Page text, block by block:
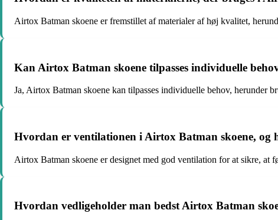
Airtox Batman skoene er fremstillet af materialer af høj kvalitet,
Kan Airtox Batman skoene tilpasses individuelle
Ja, Airtox Batman skoene kan tilpasses individuelle behov, herunder
Hvordan er ventilationen i Airtox Batman skoene, og
Airtox Batman skoene er designet med god ventilation for at sikre, at
Hvordan vedligeholder man bedst Airtox Batman